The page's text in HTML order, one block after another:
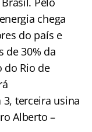
chega
do país e
de 30% da
do Rio de
terceira usina
Alberto –